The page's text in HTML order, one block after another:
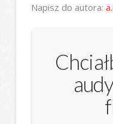
Napisz do autora: